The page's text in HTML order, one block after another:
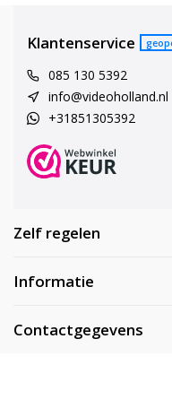
Klantenservice
085 130 5392
info@videoholland.nl
+31851305392
Zelf regelen
Informatie
Contactgegevens